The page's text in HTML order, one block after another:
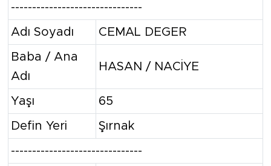
-------------------------------
Adı Soyadı CEMAL DEGER
Baba / Ana
Adı
HASAN / NACİYE
Yaşı 65
Defin Yeri Şırnak
-------------------------------